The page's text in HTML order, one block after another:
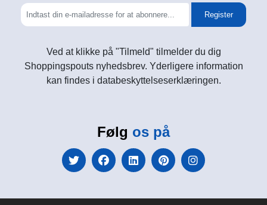
Register
Ved at klikke på "Tilmeld" tilmelder du dig
Shoppingspouts nyhedsbrev. Yderligere information
kan findes i databeskyttelseserklæringen.
Følg os på